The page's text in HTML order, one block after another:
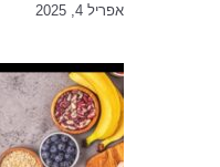
אפריל 4, 2025